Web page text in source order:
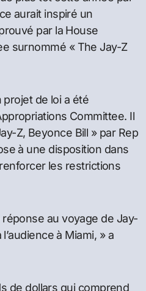
aurait inspiré un
par la House
surnommé « The Jay-Z
projet de loi a été
Committee. Il
Z, Beyonce Bill » par Rep
à une disposition dans
les restrictions
au voyage de Jay-
à Miami, » a
de dollars qui comprend